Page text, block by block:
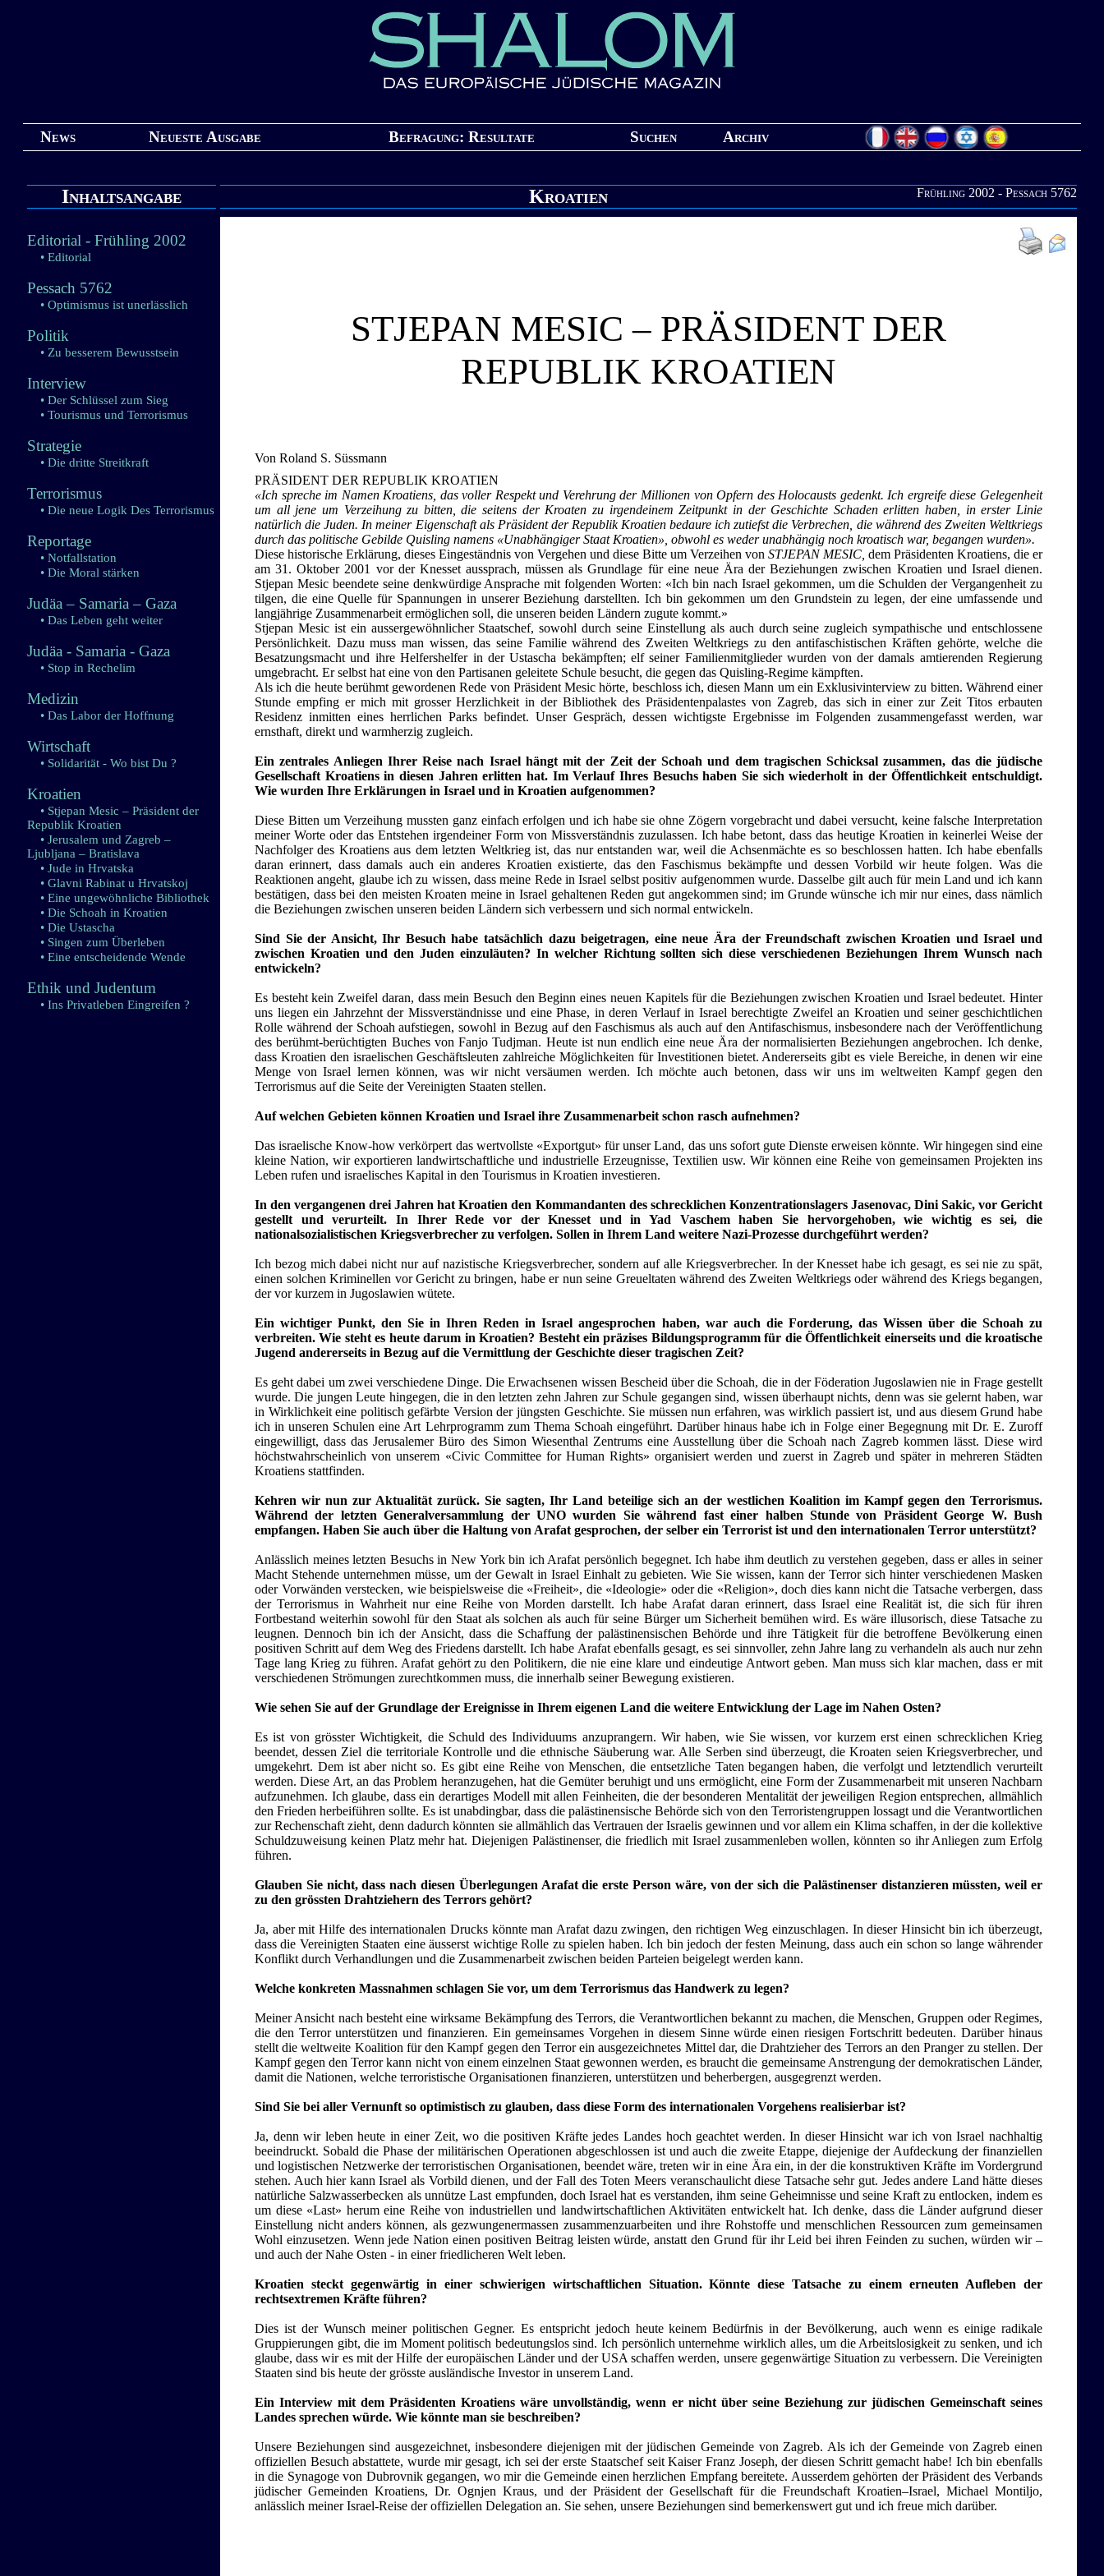
News Neueste Ausgabe Befragung: Resultate Suchen Archiv
Inhaltsangabe Kroatien Frühling 2002 - Pessach 5762
Editorial - Frühling 2002
• Editorial
Pessach 5762
• Optimismus ist unerlässlich
Politik
• Zu besserem Bewusstsein
Interview
• Der Schlüssel zum Sieg
• Tourismus und Terrorismus
Strategie
• Die dritte Streitkraft
Terrorismus
• Die neue Logik Des Terrorismus
Reportage
• Notfallstation
• Die Moral stärken
Judäa – Samaria – Gaza
• Das Leben geht weiter
Judäa - Samaria - Gaza
• Stop in Rechelim
Medizin
• Das Labor der Hoffnung
Wirtschaft
• Solidarität - Wo bist Du ?
Kroatien
• Stjepan Mesic – Präsident der
Republik Kroatien
• Jerusalem und Zagreb –
Ljubljana – Bratislava
• Jude in Hrvatska
• Glavni Rabinat u Hrvatskoj
• Eine ungewöhnliche Bibliothek
• Die Schoah in Kroatien
• Die Ustascha
• Singen zum Überleben
• Eine entscheidende Wende
Ethik und Judentum
• Ins Privatleben Eingreifen ?
STJEPAN MESIC – PRÄSIDENT DER
REPUBLIK KROATIEN
Von Roland S. Süssmann
PRÄSIDENT DER REPUBLIK KROATIEN
«Ich spreche im Namen Kroatiens, das voller Respekt und Verehrung der Millionen von Opfern des Holocausts gedenkt. Ich ergreife diese Gelegenheit
um all jene um Verzeihung zu bitten, die seitens der Kroaten zu irgendeinem Zeitpunkt in der Geschichte Schaden erlitten haben, in erster Linie
natürlich die Juden. In meiner Eigenschaft als Präsident der Republik Kroatien bedaure ich zutiefst die Verbrechen, die während des Zweiten Weltkriegs
durch das politische Gebilde Quisling namens «Unabhängiger Staat Kroatien», obwohl es weder unabhängig noch kroatisch war, begangen wurden».
Diese historische Erklärung, dieses Eingeständnis von Vergehen und diese Bitte um Verzeihen von STJEPAN MESIC, dem Präsidenten Kroatiens, die er
am 31. Oktober 2001 vor der Knesset aussprach, müssen als Grundlage für eine neue Ära der Beziehungen zwischen Kroatien und Israel dienen.
Stjepan Mesic beendete seine denkwürdige Ansprache mit folgenden Worten: «Ich bin nach Israel gekommen, um die Schulden der Vergangenheit zu
tilgen, die eine Quelle für Spannungen in unserer Beziehung darstellten. Ich bin gekommen um den Grundstein zu legen, der eine umfassende und
langjährige Zusammenarbeit ermöglichen soll, die unseren beiden Ländern zugute kommt.»
Stjepan Mesic ist ein aussergewöhnlicher Staatschef, sowohl durch seine Einstellung als auch durch seine zugleich sympathische und entschlossene
Persönlichkeit. Dazu muss man wissen, das seine Familie während des Zweiten Weltkriegs zu den antifaschistischen Kräften gehörte, welche die
Besatzungsmacht und ihre Helfershelfer in der Ustascha bekämpften; elf seiner Familienmitglieder wurden von der damals amtierenden Regierung
umgebracht. Er selbst hat eine von den Partisanen geleitete Schule besucht, die gegen das Quisling-Regime kämpften.
Als ich die heute berühmt gewordenen Rede von Präsident Mesic hörte, beschloss ich, diesen Mann um ein Exklusivinterview zu bitten. Während einer
Stunde empfing er mich mit grosser Herzlichkeit in der Bibliothek des Präsidentenpalastes von Zagreb, das sich in einer zur Zeit Titos erbauten
Residenz inmitten eines herrlichen Parks befindet. Unser Gespräch, dessen wichtigste Ergebnisse im Folgenden zusammengefasst werden, war
ernsthaft, direkt und warmherzig zugleich.
Ein zentrales Anliegen Ihrer Reise nach Israel hängt mit der Zeit der Schoah und dem tragischen Schicksal zusammen, das die jüdische
Gesellschaft Kroatiens in diesen Jahren erlitten hat. Im Verlauf Ihres Besuchs haben Sie sich wiederholt in der Öffentlichkeit entschuldigt.
Wie wurden Ihre Erklärungen in Israel und in Kroatien aufgenommen?
Diese Bitten um Verzeihung mussten ganz einfach erfolgen und ich habe sie ohne Zögern vorgebracht und dabei versucht, keine falsche Interpretation
meiner Worte oder das Entstehen irgendeiner Form von Missverständnis zuzulassen. Ich habe betont, dass das heutige Kroatien in keinerlei Weise der
Nachfolger des Kroatiens aus dem letzten Weltkrieg ist, das nur entstanden war, weil die Achsenmächte es so beschlossen hatten. Ich habe ebenfalls
daran erinnert, dass damals auch ein anderes Kroatien existierte, das den Faschismus bekämpfte und dessen Vorbild wir heute folgen. Was die
Reaktionen angeht, glaube ich zu wissen, dass meine Rede in Israel selbst positiv aufgenommen wurde. Dasselbe gilt auch für mein Land und ich kann
bestätigen, dass bei den meisten Kroaten meine in Israel gehaltenen Reden gut angekommen sind; im Grunde wünsche ich mir nur eines, dass nämlich
die Beziehungen zwischen unseren beiden Ländern sich verbessern und sich normal entwickeln.
Sind Sie der Ansicht, Ihr Besuch habe tatsächlich dazu beigetragen, eine neue Ära der Freundschaft zwischen Kroatien und Israel und
zwischen Kroatien und den Juden einzuläuten? In welcher Richtung sollten sich diese verschiedenen Beziehungen Ihrem Wunsch nach
entwickeln?
Es besteht kein Zweifel daran, dass mein Besuch den Beginn eines neuen Kapitels für die Beziehungen zwischen Kroatien und Israel bedeutet. Hinter
uns liegen ein Jahrzehnt der Missverständnisse und eine Phase, in deren Verlauf in Israel berechtigte Zweifel an Kroatien und seiner geschichtlichen
Rolle während der Schoah aufstiegen, sowohl in Bezug auf den Faschismus als auch auf den Antifaschismus, insbesondere nach der Veröffentlichung
des berühmt-berüchtigten Buches von Fanjo Tudjman. Heute ist nun endlich eine neue Ära der normalisierten Beziehungen angebrochen. Ich denke,
dass Kroatien den israelischen Geschäftsleuten zahlreiche Möglichkeiten für Investitionen bietet. Andererseits gibt es viele Bereiche, in denen wir eine
Menge von Israel lernen können, was wir nicht versäumen werden. Ich möchte auch betonen, dass wir uns im weltweiten Kampf gegen den
Terrorismus auf die Seite der Vereinigten Staaten stellen.
Auf welchen Gebieten können Kroatien und Israel ihre Zusammenarbeit schon rasch aufnehmen?
Das israelische Know-how verkörpert das wertvollste «Exportgut» für unser Land, das uns sofort gute Dienste erweisen könnte. Wir hingegen sind eine
kleine Nation, wir exportieren landwirtschaftliche und industrielle Erzeugnisse, Textilien usw. Wir können eine Reihe von gemeinsamen Projekten ins
Leben rufen und israelisches Kapital in den Tourismus in Kroatien investieren.
In den vergangenen drei Jahren hat Kroatien den Kommandanten des schrecklichen Konzentrationslagers Jasenovac, Dini Sakic, vor Gericht
gestellt und verurteilt. In Ihrer Rede vor der Knesset und in Yad Vaschem haben Sie hervorgehoben, wie wichtig es sei, die
nationalsozialistischen Kriegsverbrecher zu verfolgen. Sollen in Ihrem Land weitere Nazi-Prozesse durchgeführt werden?
Ich bezog mich dabei nicht nur auf nazistische Kriegsverbrecher, sondern auf alle Kriegsverbrecher. In der Knesset habe ich gesagt, es sei nie zu spät,
einen solchen Kriminellen vor Gericht zu bringen, habe er nun seine Greueltaten während des Zweiten Weltkriegs oder während des Kriegs begangen,
der vor kurzem in Jugoslawien wütete.
Ein wichtiger Punkt, den Sie in Ihren Reden in Israel angesprochen haben, war auch die Forderung, das Wissen über die Schoah zu
verbreiten. Wie steht es heute darum in Kroatien? Besteht ein präzises Bildungsprogramm für die Öffentlichkeit einerseits und die kroatische
Jugend andererseits in Bezug auf die Vermittlung der Geschichte dieser tragischen Zeit?
Es geht dabei um zwei verschiedene Dinge. Die Erwachsenen wissen Bescheid über die Schoah, die in der Föderation Jugoslawien nie in Frage gestellt
wurde. Die jungen Leute hingegen, die in den letzten zehn Jahren zur Schule gegangen sind, wissen überhaupt nichts, denn was sie gelernt haben, war
in Wirklichkeit eine politisch gefärbte Version der jüngsten Geschichte. Sie müssen nun erfahren, was wirklich passiert ist, und aus diesem Grund habe
ich in unseren Schulen eine Art Lehrprogramm zum Thema Schoah eingeführt. Darüber hinaus habe ich in Folge einer Begegnung mit Dr. E. Zuroff
eingewilligt, dass das Jerusalemer Büro des Simon Wiesenthal Zentrums eine Ausstellung über die Schoah nach Zagreb kommen lässt. Diese wird
höchstwahrscheinlich von unserem «Civic Committee for Human Rights» organisiert werden und zuerst in Zagreb und später in mehreren Städten
Kroatiens stattfinden.
Kehren wir nun zur Aktualität zurück. Sie sagten, Ihr Land beteilige sich an der westlichen Koalition im Kampf gegen den Terrorismus.
Während der letzten Generalversammlung der UNO wurden Sie während fast einer halben Stunde von Präsident George W. Bush
empfangen. Haben Sie auch über die Haltung von Arafat gesprochen, der selber ein Terrorist ist und den internationalen Terror unterstützt?
Anlässlich meines letzten Besuchs in New York bin ich Arafat persönlich begegnet. Ich habe ihm deutlich zu verstehen gegeben, dass er alles in seiner
Macht Stehende unternehmen müsse, um der Gewalt in Israel Einhalt zu gebieten. Wie Sie wissen, kann der Terror sich hinter verschiedenen Masken
oder Vorwänden verstecken, wie beispielsweise die «Freiheit», die «Ideologie» oder die «Religion», doch dies kann nicht die Tatsache verbergen, dass
der Terrorismus in Wahrheit nur eine Reihe von Morden darstellt. Ich habe Arafat daran erinnert, dass Israel eine Realität ist, die sich für ihren
Fortbestand weiterhin sowohl für den Staat als solchen als auch für seine Bürger um Sicherheit bemühen wird. Es wäre illusorisch, diese Tatsache zu
leugnen. Dennoch bin ich der Ansicht, dass die Schaffung der palästinensischen Behörde und ihre Tätigkeit für die betroffene Bevölkerung einen
positiven Schritt auf dem Weg des Friedens darstellt. Ich habe Arafat ebenfalls gesagt, es sei sinnvoller, zehn Jahre lang zu verhandeln als auch nur zehn
Tage lang Krieg zu führen. Arafat gehört zu den Politikern, die nie eine klare und eindeutige Antwort geben. Man muss sich klar machen, dass er mit
verschiedenen Strömungen zurechtkommen muss, die innerhalb seiner Bewegung existieren.
Wie sehen Sie auf der Grundlage der Ereignisse in Ihrem eigenen Land die weitere Entwicklung der Lage im Nahen Osten?
Es ist von grösster Wichtigkeit, die Schuld des Individuums anzuprangern. Wir haben, wie Sie wissen, vor kurzem erst einen schrecklichen Krieg
beendet, dessen Ziel die territoriale Kontrolle und die ethnische Säuberung war. Alle Serben sind überzeugt, die Kroaten seien Kriegsverbrecher, und
umgekehrt. Dem ist aber nicht so. Es gibt eine Reihe von Menschen, die entsetzliche Taten begangen haben, die verfolgt und letztendlich verurteilt
werden. Diese Art, an das Problem heranzugehen, hat die Gemüter beruhigt und uns ermöglicht, eine Form der Zusammenarbeit mit unseren Nachbarn
aufzunehmen. Ich glaube, dass ein derartiges Modell mit allen Feinheiten, die der besonderen Mentalität der jeweiligen Region entsprechen, allmählich
den Frieden herbeiführen sollte. Es ist unabdingbar, dass die palästinensische Behörde sich von den Terroristengruppen lossagt und die Verantwortlichen
zur Rechenschaft zieht, denn dadurch könnten sie allmählich das Vertrauen der Israelis gewinnen und vor allem ein Klima schaffen, in der die kollektive
Schuldzuweisung keinen Platz mehr hat. Diejenigen Palästinenser, die friedlich mit Israel zusammenleben wollen, könnten so ihr Anliegen zum Erfolg
führen.
Glauben Sie nicht, dass nach diesen Überlegungen Arafat die erste Person wäre, von der sich die Palästinenser distanzieren müssten, weil er
zu den grössten Drahtziehern des Terrors gehört?
Ja, aber mit Hilfe des internationalen Drucks könnte man Arafat dazu zwingen, den richtigen Weg einzuschlagen. In dieser Hinsicht bin ich überzeugt,
dass die Vereinigten Staaten eine äusserst wichtige Rolle zu spielen haben. Ich bin jedoch der festen Meinung, dass auch ein schon so lange währender
Konflikt durch Verhandlungen und die Zusammenarbeit zwischen beiden Parteien beigelegt werden kann.
Welche konkreten Massnahmen schlagen Sie vor, um dem Terrorismus das Handwerk zu legen?
Meiner Ansicht nach besteht eine wirksame Bekämpfung des Terrors, die Verantwortlichen bekannt zu machen, die Menschen, Gruppen oder Regimes,
die den Terror unterstützen und finanzieren. Ein gemeinsames Vorgehen in diesem Sinne würde einen riesigen Fortschritt bedeuten. Darüber hinaus
stellt die weltweite Koalition für den Kampf gegen den Terror ein ausgezeichnetes Mittel dar, die Drahtzieher des Terrors an den Pranger zu stellen. Der
Kampf gegen den Terror kann nicht von einem einzelnen Staat gewonnen werden, es braucht die gemeinsame Anstrengung der demokratischen Länder,
damit die Nationen, welche terroristische Organisationen finanzieren, unterstützen und beherbergen, ausgegrenzt werden.
Sind Sie bei aller Vernunft so optimistisch zu glauben, dass diese Form des internationalen Vorgehens realisierbar ist?
Ja, denn wir leben heute in einer Zeit, wo die positiven Kräfte jedes Landes hoch geachtet werden. In dieser Hinsicht war ich von Israel nachhaltig
beeindruckt. Sobald die Phase der militärischen Operationen abgeschlossen ist und auch die zweite Etappe, diejenige der Aufdeckung der finanziellen
und logistischen Netzwerke der terroristischen Organisationen, beendet wäre, treten wir in eine Ära ein, in der die konstruktiven Kräfte im Vordergrund
stehen. Auch hier kann Israel als Vorbild dienen, und der Fall des Toten Meers veranschaulicht diese Tatsache sehr gut. Jedes andere Land hätte dieses
natürliche Salzwasserbecken als unnütze Last empfunden, doch Israel hat es verstanden, ihm seine Geheimnisse und seine Kraft zu entlocken, indem es
um diese «Last» herum eine Reihe von industriellen und landwirtschaftlichen Aktivitäten entwickelt hat. Ich denke, dass die Länder aufgrund dieser
Einstellung nicht anders können, als gezwungenermassen zusammenzuarbeiten und ihre Rohstoffe und menschlichen Ressourcen zum gemeinsamen
Wohl einzusetzen. Wenn jede Nation einen positiven Beitrag leisten würde, anstatt den Grund für ihr Leid bei ihren Feinden zu suchen, würden wir –
und auch der Nahe Osten - in einer friedlicheren Welt leben.
Kroatien steckt gegenwärtig in einer schwierigen wirtschaftlichen Situation. Könnte diese Tatsache zu einem erneuten Aufleben der
rechtsextremen Kräfte führen?
Dies ist der Wunsch meiner politischen Gegner. Es entspricht jedoch heute keinem Bedürfnis in der Bevölkerung, auch wenn es einige radikale
Gruppierungen gibt, die im Moment politisch bedeutungslos sind. Ich persönlich unternehme wirklich alles, um die Arbeitslosigkeit zu senken, und ich
glaube, dass wir es mit der Hilfe der europäischen Länder und der USA schaffen werden, unsere gegenwärtige Situation zu verbessern. Die Vereinigten
Staaten sind bis heute der grösste ausländische Investor in unserem Land.
Ein Interview mit dem Präsidenten Kroatiens wäre unvollständig, wenn er nicht über seine Beziehung zur jüdischen Gemeinschaft seines
Landes sprechen würde. Wie könnte man sie beschreiben?
Unsere Beziehungen sind ausgezeichnet, insbesondere diejenigen mit der jüdischen Gemeinde von Zagreb. Als ich der Gemeinde von Zagreb einen
offiziellen Besuch abstattete, wurde mir gesagt, ich sei der erste Staatschef seit Kaiser Franz Joseph, der diesen Schritt gemacht habe! Ich bin ebenfalls
in die Synagoge von Dubrovnik gegangen, wo mir die Gemeinde einen herzlichen Empfang bereitete. Ausserdem gehörten der Präsident des Verbands
jüdischer Gemeinden Kroatiens, Dr. Ognjen Kraus, und der Präsident der Gesellschaft für die Freundschaft Kroatien–Israel, Michael Montiljo,
anlässlich meiner Israel-Reise der offiziellen Delegation an. Sie sehen, unsere Beziehungen sind bemerkenswert gut und ich freue mich darüber.